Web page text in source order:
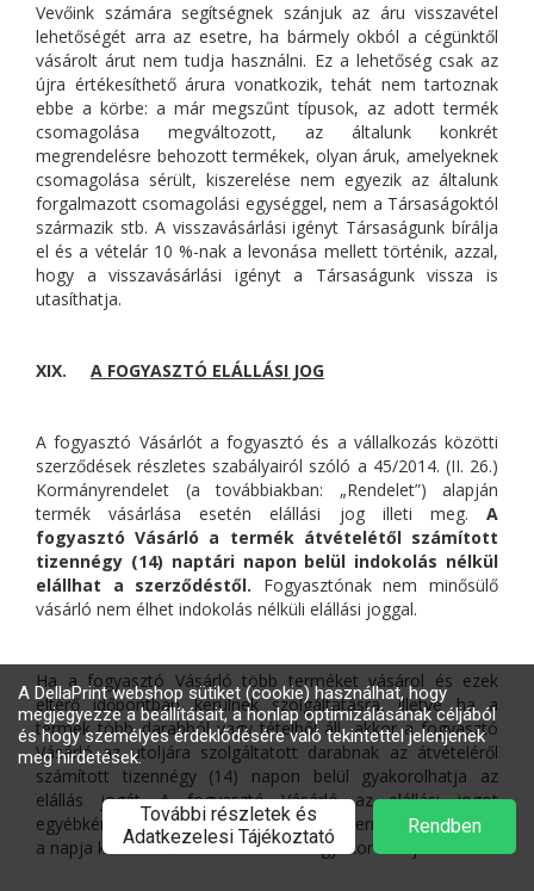
Vevőink számára segítségnek szánjuk az áru visszavétel
lehetőségét arra az esetre, ha bármely okból a cégünktől
vásárolt árut nem tudja használni. Ez a lehetőség csak az
újra értékesíthető árura vonatkozik, tehát nem tartoznak
ebbe a körbe: a már megszűnt típusok, az adott termék
csomagolása megváltozott, az általunk konkrét
megrendelésre behozott termékek, olyan áruk, amelyeknek
csomagolása sérült, kiszerelése nem egyezik az általunk
forgalmazott csomagolási egységgel, nem a Társaságoktól
származik stb. A visszavásárlási igényt Társaságunk bírálja
el és a vételár 10 %-nak a levonása mellett történik, azzal,
hogy a visszavásárlási igényt a Társaságunk vissza is
utasíthatja.
XIX. A FOGYASZTÓ ELÁLLÁSI JOG
A fogyasztó Vásárlót a fogyasztó és a vállalkozás közötti
szerződések részletes szabályairól szóló a 45/2014. (II. 26.)
Kormányrendelet (a továbbiakban: „Rendelet”) alapján
termék vásárlása esetén elállási jog illeti meg. A
fogyasztó Vásárló a termék átvételétől számított
tizennégy (14) naptári napon belül indokolás nélkül
elállhat a szerződéstől. Fogyasztónak nem minősülő
vásárló nem élhet indokolás nélküli elállási joggal.
Ha a fogyasztó Vásárló több terméket vásárol és ezek
eltérő időpontban kerülnek szolgáltatásra, illetve ha a
termék több darabból vagy tételből áll, akkor a fogyasztó
Vásárló az utoljára szolgáltatott darabnak az átvételéről
számított tizennégy (14) napon belül gyakorolhatja az
elállás jogát. A fogyasztó Vásárló az elállási jogot
egyébként a szerződés megkötése és a termék átvételének
a napja közötti időszakban bármikor gyakorolhatja.